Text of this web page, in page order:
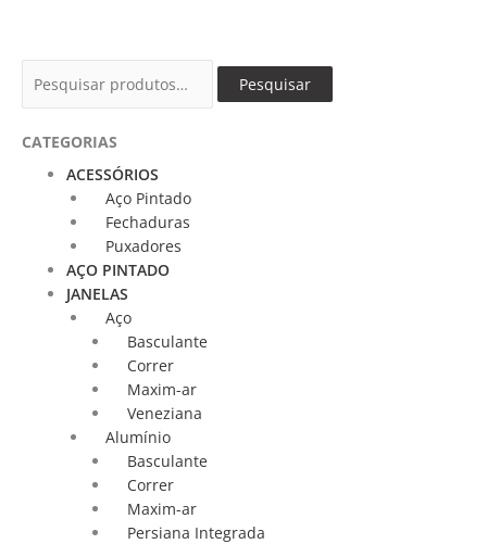
por:
Pesquisar
CATEGORIAS
ACESSÓRIOS
Aço Pintado
Fechaduras
Puxadores
AÇO PINTADO
JANELAS
Aço
Basculante
Correr
Maxim-ar
Veneziana
Alumínio
Basculante
Correr
Maxim-ar
Persiana Integrada